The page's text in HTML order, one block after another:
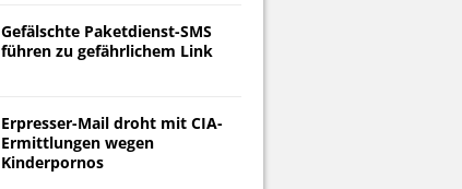
Gefälschte Paketdienst-SMS
führen zu gefährlichem Link
Erpresser-Mail droht mit CIA-
Ermittlungen wegen
Kinderpornos